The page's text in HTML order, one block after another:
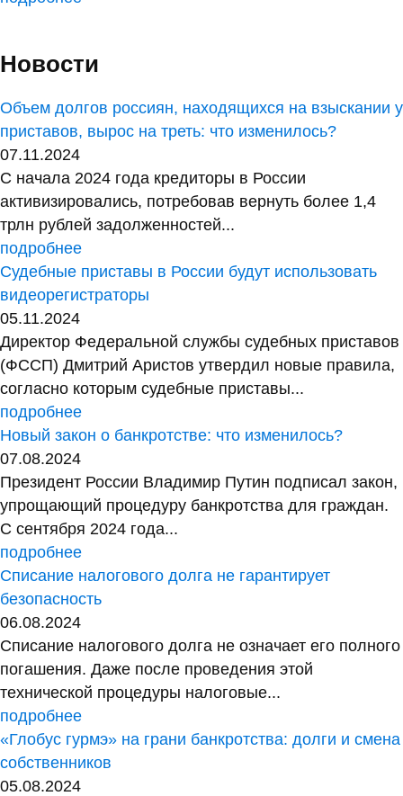
Новости
Объем долгов россиян, находящихся на взыскании у
приставов, вырос на треть: что изменилось?
07.11.2024
С начала 2024 года кредиторы в России
активизировались, потребовав вернуть более 1,4
трлн рублей задолженностей...
подробнее
Судебные приставы в России будут использовать
видеорегистраторы
05.11.2024
Директор Федеральной службы судебных приставов
(ФССП) Дмитрий Аристов утвердил новые правила,
согласно которым судебные приставы...
подробнее
Новый закон о банкротстве: что изменилось?
07.08.2024
Президент России Владимир Путин подписал закон,
упрощающий процедуру банкротства для граждан.
С сентября 2024 года...
подробнее
Списание налогового долга не гарантирует
безопасность
06.08.2024
Списание налогового долга не означает его полного
погашения. Даже после проведения этой
технической процедуры налоговые...
подробнее
«Глобус гурмэ» на грани банкротства: долги и смена
собственников
05.08.2024